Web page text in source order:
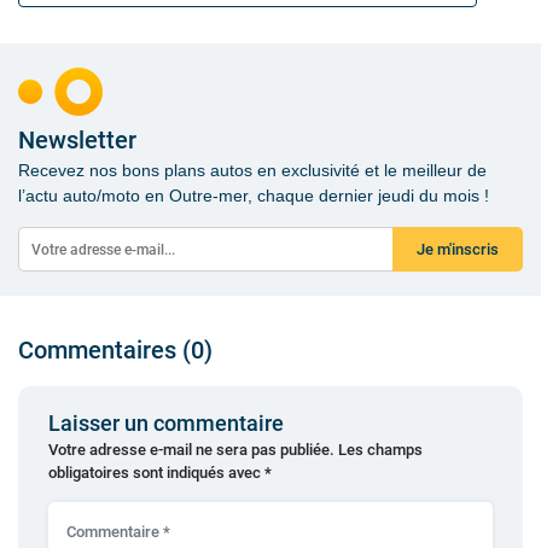
Newsletter
Recevez nos bons plans autos en exclusivité et le meilleur de
l’actu auto/moto en Outre-mer, chaque dernier jeudi du mois !
Je m'inscris
Commentaires (0)
Laisser un commentaire
Votre adresse e-mail ne sera pas publiée. Les champs
obligatoires sont indiqués avec *